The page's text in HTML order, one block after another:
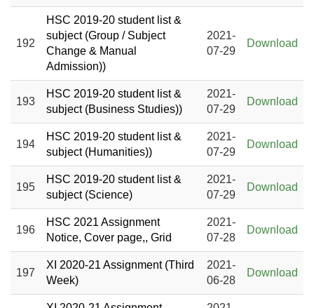
192
HSC 2019-20 student list &
subject (Group / Subject
Change & Manual
Admission))
2021-
07-29
Download
193
HSC 2019-20 student list &
subject (Business Studies))
2021-
07-29
Download
194
HSC 2019-20 student list &
subject (Humanities))
2021-
07-29
Download
195
HSC 2019-20 student list &
subject (Science)
2021-
07-29
Download
196
HSC 2021 Assignment
Notice, Cover page,, Grid
2021-
07-28
Download
197
XI 2020-21 Assignment (Third
Week)
2021-
06-28
Download